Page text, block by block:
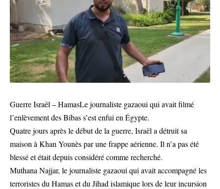
Guerre Israël – HamasLe journaliste gazaoui qui avait filmé
l’enlèvement des Bibas s’est enfui en Égypte.
Quatre jours après le début de la guerre, Israël a détruit sa
maison à Khan Younès par une frappe aérienne. Il n’a pas été
blessé et était depuis considéré comme recherché.
Muthana Najjar, le journaliste gazaoui qui avait accompagné les
terroristes du Hamas et du Jihad islamique lors de leur incursion